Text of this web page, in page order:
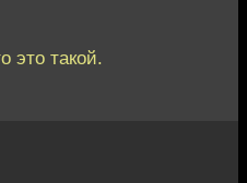
это такой.